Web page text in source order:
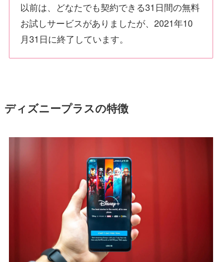
以前は、どなたでも契約できる31日間の無料
お試しサービスがありましたが、2021年10
月31日に終了しています。
ディズニープラスの特徴